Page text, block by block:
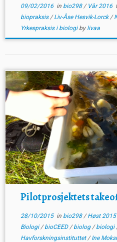
09/02/2016in bio298/ Vår 2016
biopraksis/Liv-Åse Hesvik-Lorck/
Yrkespraksis i biologi by livaa
Pilotprosjektets
28/10/2015in bio298/Høst 2015
Biologi/bioCEED/biolog/biologi
Havforskningsinstituttet/Ine